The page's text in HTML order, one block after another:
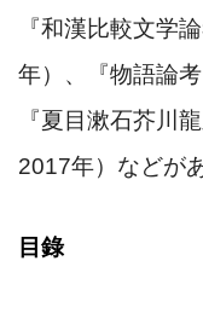
『和漢比較文学
年）、『物語論
『夏目漱石芥川
2017年）などが
目錄